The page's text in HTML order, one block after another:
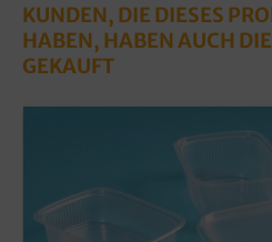
KUNDEN, DIE DIESES
HABEN, HABEN AUCH
GEKAUFT